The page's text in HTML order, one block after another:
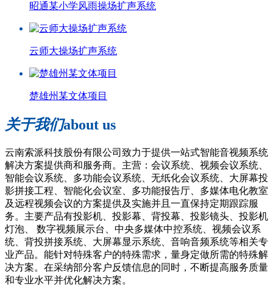
昭通某小学风雨操场扩声系统
云师大操场扩声系统
楚雄州某文体项目
关于我们about us
云南索派科技股份有限公司致力于提供一站式智能音视频系统
解决方案提供商和服务商。主营：会议系统、视频会议系统、
智能会议系统、多功能会议系统、无纸化会议系统、大屏幕投
影拼接工程、智能化会议室、多功能报告厅、多媒体电化教室
及远程视频会议的方案提供及实施并且一直保持定期跟踪服
务。主要产品有投影机、投影幕、背投幕、投影镜头、投影机
灯泡、 数字视频展示台、中央多媒体中控系统、视频会议系
统、背投拼接系统、大屏幕显示系统、音响音频系统等相关专
业产品。能针对特殊客户的特殊需求，量身定做所需的特殊解
决方案。在采纳部分客户反馈信息的同时，不断提高服务质量
和专业水平并优化解决方案。